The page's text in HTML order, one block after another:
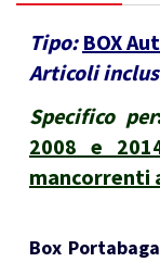
Tipo: BOX
Articoli
Specifico per
2008 e
mancorrenti
Box